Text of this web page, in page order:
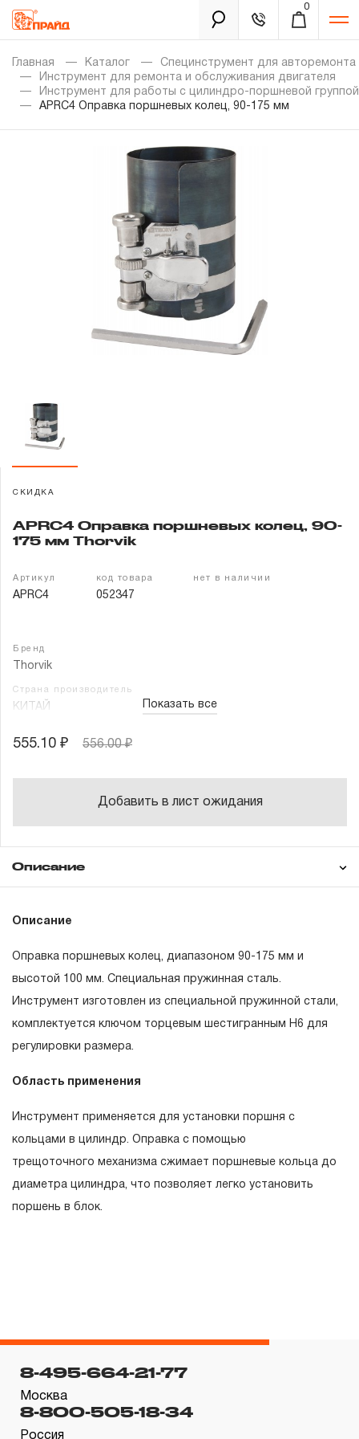
0
Каталог
Золотая лихорадка
Уцененный товар
Доставка и оплата
Партнерам
Забыли пароль?
Главная Каталог
Специнструмент для авторемонта
Инструмент для ремонта и обслуживания двигателя
Инструмент для работы с цилиндро-поршневой группой
APRC4 Оправка поршневых колец, 90-175 мм
СКИДКА
APRC4 Оправка поршневых колец, 90-
175 мм Thorvik
Артикул
APRC4
код товара
052347
нет в наличии
Бренд
Thorvik
Страна производитель
КИТАЙ Показать все
555.10 ₽ 556.00 ₽
Добавить в лист ожидания
Описание
Описание
Оправка поршневых колец, диапазоном 90-175 мм и
высотой 100 мм. Специальная пружинная сталь.
Инструмент изготовлен из специальной пружинной стали,
комплектуется ключом торцевым шестигранным H6 для
регулировки размера.
Область применения
Инструмент применяется для установки поршня с
кольцами в цилиндр. Оправка с помощью
трещоточного механизма сжимает поршневые кольца до
диаметра цилиндра, что позволяет легко установить
поршень в блок.
Понятие «ПОЖИЗНЕННАЯ ГАРАНТИЯ».
гарантийных обязательств в течение всего периода
2. Понятие «ОГРАНИЧЕННАЯ ГАРАНТИЯ»
2.1 На инструмент, имеющий в своей конструкции
8-495-664-21-77
Москва
8-800-505-18-34
Россия